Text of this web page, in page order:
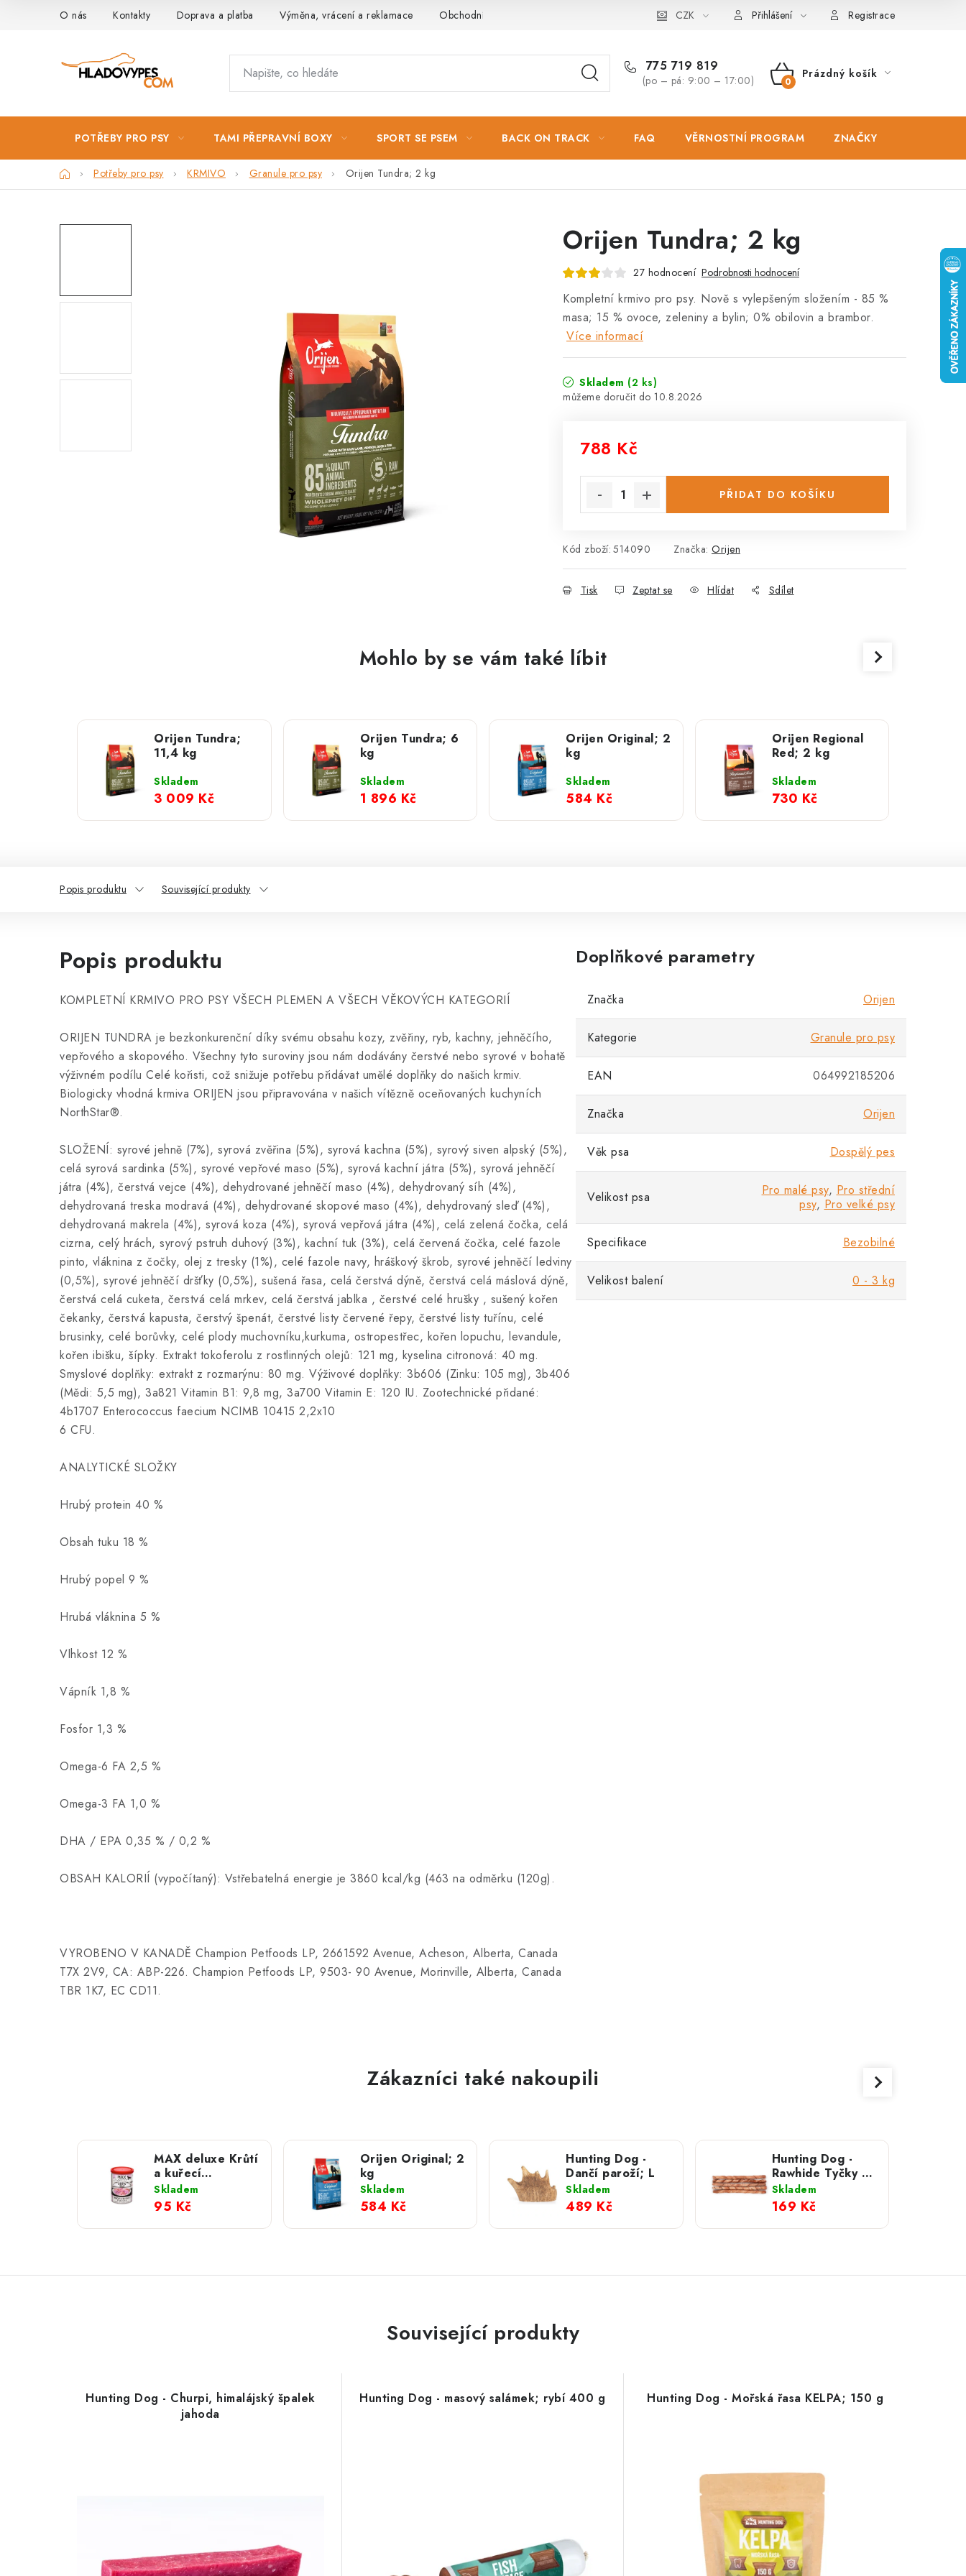
O nás Kontakty Doprava a platba Výměna, vrácení a reklamace Obchodní podmínky Podmínky ochrany osobních údajů Zásady použivání souboru cookies
CZK Přihlášení Registrace
775 719 819
(po – pá: 9:00 – 17:00)
NÁKUPNÍ
Prázdný košík
POTŘEBY PRO PSY TAMI PŘEPRAVNÍ BOXY SPORT SE PSEM BACK ON TRACK FAQ VĚRNOSTNÍ PROGRAM ZNAČKY
DomůPotřeby pro psy KRMIVO Granule pro psy Orijen Tundra; 2 kg
Orijen Tundra; 2 kg
27 hodnocení Podrobnosti hodnocení
Kompletní krmivo pro psy. Nově s vylepšeným složením - 85 %
masa; 15 % ovoce, zeleniny a bylin; 0% obilovin a brambor.
Více informací
Skladem (2 ks)
10.8.2026
788 Kč
PŘIDAT DO KOŠÍKU
Kód zboží: 514090 Značka: Orijen
Tisk Zeptat se Hlídat Sdílet
Mohlo by se vám také líbit
Orijen Tundra;
11,4 kg
Skladem
3 009 Kč
Orijen Tundra; 6
kg
Skladem
1 896 Kč
Orijen Original; 2
kg
Skladem
584 Kč
Orijen Regional
Red; 2 kg
Skladem
730 Kč
Popis produktu Související produkty
Popis produktu
KOMPLETNÍ KRMIVO PRO PSY VŠECH PLEMEN A VŠECH VĚKOVÝCH KATEGORIÍ
ORIJEN TUNDRA je bezkonkurenční díky svému obsahu kozy, zvěřiny, ryb, kachny, jehněčího,
vepřového a skopového. Všechny tyto suroviny jsou nám dodávány čerstvé nebo syrové v bohatě
výživném podílu Celé kořisti, což snižuje potřebu přidávat umělé doplňky do našich krmiv.
Biologicky vhodná krmiva ORIJEN jsou připravována v našich vítězně oceňovaných kuchyních
NorthStar®.
SLOŽENÍ: syrové jehně (7%), syrová zvěřina (5%), syrová kachna (5%), syrový siven alpský (5%),
celá syrová sardinka (5%), syrové vepřové maso (5%), syrová kachní játra (5%), syrová jehněčí
játra (4%), čerstvá vejce (4%), dehydrované jehněčí maso (4%), dehydrovaný síh (4%),
dehydrovaná treska modravá (4%), dehydrované skopové maso (4%), dehydrovaný sleď (4%),
dehydrovaná makrela (4%), syrová koza (4%), syrová vepřová játra (4%), celá zelená čočka, celá
cizrna, celý hrách, syrový pstruh duhový (3%), kachní tuk (3%), celá červená čočka, celé fazole
pinto, vláknina z čočky, olej z tresky (1%), celé fazole navy, hráškový škrob, syrové jehněčí ledviny
(0,5%), syrové jehněčí dršťky (0,5%), sušená řasa, celá čerstvá dýně, čerstvá celá máslová dýně,
čerstvá celá cuketa, čerstvá celá mrkev, celá čerstvá jablka , čerstvé celé hrušky , sušený kořen
čekanky, čerstvá kapusta, čerstvý špenát, čerstvé listy červené řepy, čerstvé listy tuřínu, celé
brusinky, celé borůvky, celé plody muchovníku,kurkuma, ostropestřec, kořen lopuchu, levandule,
kořen ibišku, šípky. Extrakt tokoferolu z rostlinných olejů: 121 mg, kyselina citronová: 40 mg.
Smyslové doplňky: extrakt z rozmarýnu: 80 mg. Výživové doplňky: 3b606 (Zinku: 105 mg), 3b406
(Mědi: 5,5 mg), 3a821 Vitamin B1: 9,8 mg, 3a700 Vitamin E: 120 IU. Zootechnické přidané:
4b1707 Enterococcus faecium NCIMB 10415 2,2x10
6 CFU.
ANALYTICKÉ SLOŽKY
Hrubý protein 40 %
Obsah tuku 18 %
Hrubý popel 9 %
Hrubá vláknina 5 %
Vlhkost 12 %
Vápník 1,8 %
Fosfor 1,3 %
Omega-6 FA 2,5 %
Omega-3 FA 1,0 %
DHA / EPA 0,35 % / 0,2 %
OBSAH KALORIÍ (vypočítaný): Vstřebatelná energie je 3860 kcal/kg (463 na odměrku (120g).
VYROBENO V KANADĚ Champion Petfoods LP, 2661592 Avenue, Acheson, Alberta, Canada
T7X 2V9, CA: ABP-226. Champion Petfoods LP, 9503- 90 Avenue, Morinville, Alberta, Canada
TBR 1K7, EC CD11.
Doplňkové parametry
Značka Orijen
Kategorie Granule pro psy
EAN 064992185206
Značka Orijen
Věk psa Dospělý pes
Velikost psa Pro malé psy, Pro střední
psy, Pro velké psy
Specifikace Bezobilné
Velikost balení 0 - 3 kg
Zákazníci také nakoupili
MAX deluxe Krůtí
a kuřecí
Skladem
95 Kč
Orijen Original; 2
kg
Skladem
584 Kč
Hunting Dog -
Dančí paroží; L
Skladem
489 Kč
Hunting Dog -
Rawhide Tyčky z
hovězí kůže;
jehněčí S
Skladem
169 Kč
Související produkty
Hunting Dog - Churpi, himalájský špalek
jahoda
Hunting Dog - masový salámek; rybí 400 g Hunting Dog - Mořská řasa KELPA; 150 g